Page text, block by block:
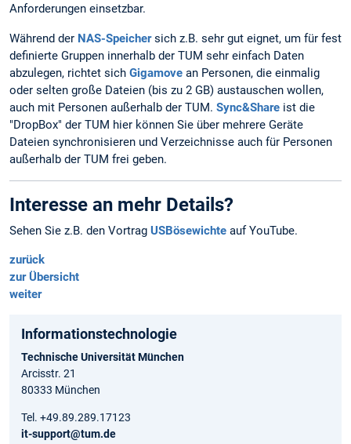
Anforderungen einsetzbar.
Während der NAS-Speichersich z.B. sehr gut eignet, um für fest
definierte Gruppen innerhalb der TUM sehr einfach Daten
abzulegen, richtet sich Gigamove an Personen, die einmalig
oder selten große Dateien (bis zu 2 GB) austauschen wollen,
auch mit Personen außerhalb der TUM. Sync&Share ist die
"DropBox" der TUM hier können Sie über mehrere Geräte
Dateien synchronisieren und Verzeichnisse auch für Personen
außerhalb der TUM frei geben.
Interesse an mehr Details?
Sehen Sie z.B. den Vortrag USBösewichte auf YouTube.
zurück
zur Übersicht
weiter
Informationstechnologie
Technische Universität München
Arcisstr. 21
80333 München
Tel. +49.89.289.17123
it-support@tum.de